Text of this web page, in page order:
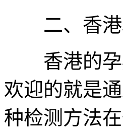
二、香港
香港的孕
欢迎的就是
种检测方法